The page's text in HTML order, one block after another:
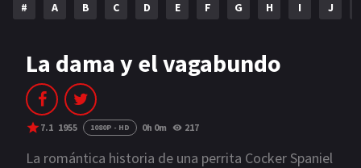
AÑOS
2023
2021 2020
2019 2018
# A B C D E F G H I J
La dama y el vagabundo
7.1 1955 1080P - HD 0h 0m 217
La romántica historia de una perrita Cocker Spaniel